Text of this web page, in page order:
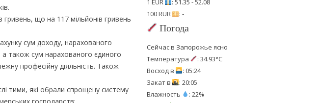
гривень, що на 117 мільйонів гривень
сум доходу, нарахованого
а також сум нарахованого єдиного
професійну діяльність. Також
тими, які обрали спрощену систему
1 EUR
: 51.35 - 52.08
100 RUR
: -
Погода
Сейчас в Запорожье ясно
Температура
: 34.93°C
Восход в
: 05:24
Закат в
: 20:05
Влажность
: 22%